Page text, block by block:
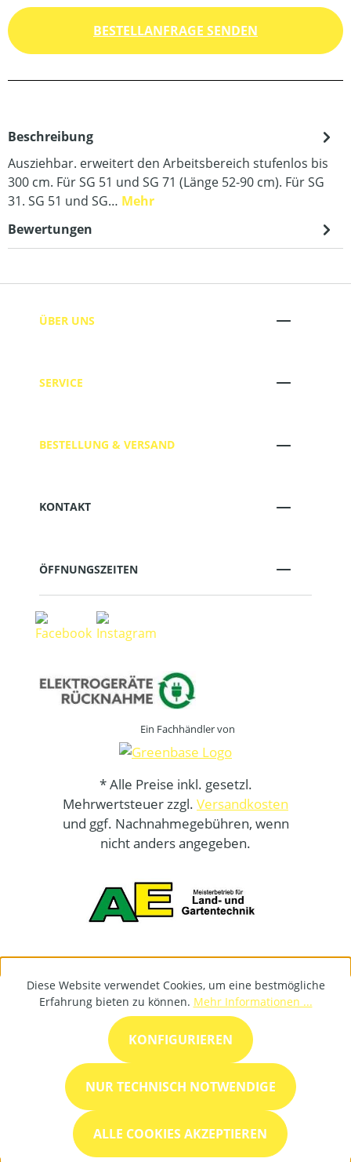
BESTELLANFRAGE SENDEN
Beschreibung
Ausziehbar. erweitert den Arbeitsbereich stufenlos bis
300 cm. Für SG 51 und SG 71 (Länge 52-90 cm). Für SG
31. SG 51 und SG… Mehr
Bewertungen
ÜBER UNS
SERVICE
BESTELLUNG & VERSAND
KONTAKT
ÖFFNUNGSZEITEN
Ein Fachhändler von
* Alle Preise inkl. gesetzl.
Mehrwertsteuer zzgl. Versandkosten
und ggf. Nachnahmegebühren, wenn
nicht anders angegeben.
Diese Website verwendet Cookies, um eine bestmögliche
Erfahrung bieten zu können. Mehr Informationen ...
NUR TECHNISCH NOTWENDIGE
KONFIGURIEREN
ALLE COOKIES AKZEPTIEREN